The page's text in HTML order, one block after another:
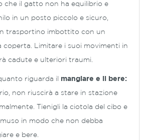
che il gatto non ha equilibrio e
in un posto piccolo e sicuro,
trasportino imbottito con un
coperta. Limitare i suoi movimenti in
cadute e ulteriori traumi.
riguarda il mangiare e il bere:
non riuscirà a stare in stazione
Tienigli la ciotola del cibo e
muso in modo che non debba
e bere.